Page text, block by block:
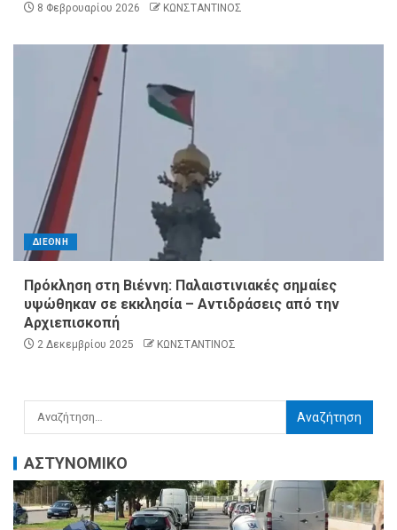
8 Φεβρουαρίου 2026 ΚΩΝΣΤΑΝΤΙΝΟΣ
ΔΙΕΘΝΗ
Πρόκληση στη Βιέννη: Παλαιστινιακές σημαίες
υψώθηκαν σε εκκλησία – Αντιδράσεις από την
Αρχιεπισκοπή
2 Δεκεμβρίου 2025 ΚΩΝΣΤΑΝΤΙΝΟΣ
ΑΣΤΥΝΟΜΙΚΟ